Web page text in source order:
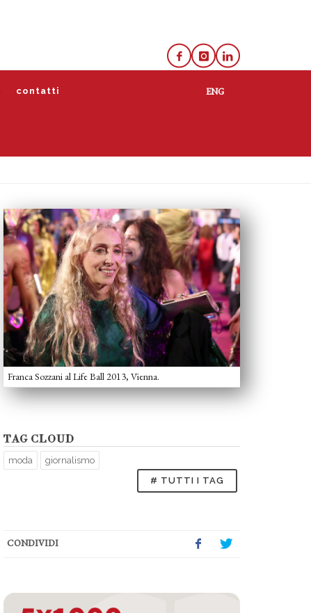
contatti
Franca Sozzani al Life Ball 2013, Vienna.
TAG CLOUD
moda
giornalismo
# TUTTI I TAG
CONDIVIDI